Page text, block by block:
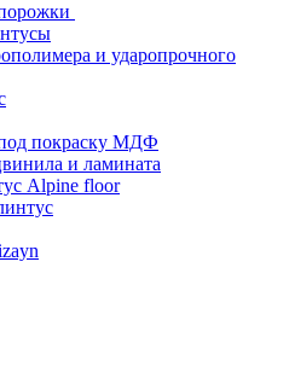
и ударопрочного
покраску МДФ
и ламината
Alpine floor